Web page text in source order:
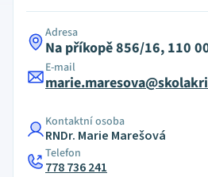
Adresa
Na příkopě 856/16, 110
E-mail
Kontaktní osoba
RNDr. Marie Marešová
Telefon
778 736 241